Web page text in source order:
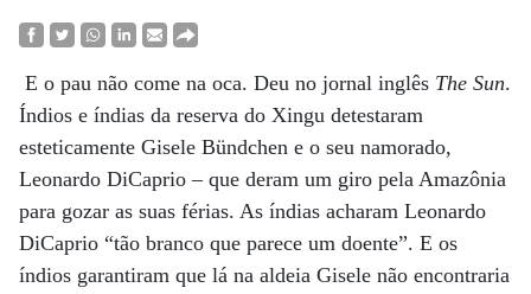
E o pau não come na oca. Deu no jornal inglês The Sun.
Índios e índias da reserva do Xingu detestaram
esteticamente Gisele Bündchen e o seu namorado,
Leonardo DiCaprio – que deram um giro pela Amazônia
para gozar as suas férias. As índias acharam Leonardo
DiCaprio “tão branco que parece um doente”. E os
índios garantiram que lá na aldeia Gisele não encontraria